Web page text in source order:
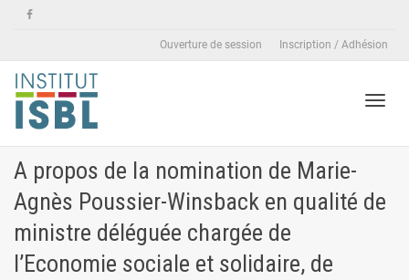
Ouverture de session Inscription / Adhésion
A propos de la nomination de Marie-
Agnès Poussier-Winsback en qualité de
ministre déléguée chargée de
l’Economie sociale et solidaire, de